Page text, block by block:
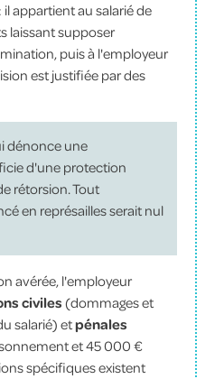
appartient au salarié de
laissant supposer
puis à l'employeur
est justifiée par des
dénonce une
d'une protection
rétorsion. Tout
en représailles serait nul
avérée, l'employeur
civiles (dommages et
salarié) etpénales
et 45 000 €
spécifiques existent